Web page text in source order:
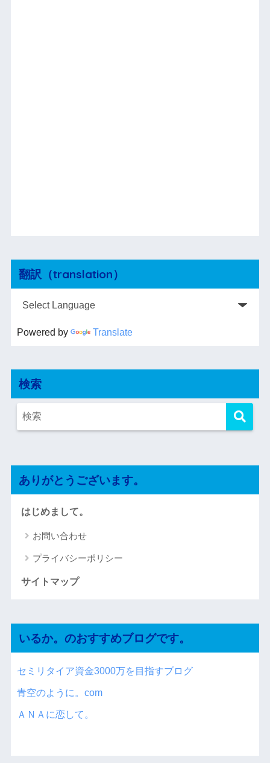
翻訳（translation）
Powered by Translate
検索
ありがとうございます。
はじめまして。
お問い合わせ
プライバシーポリシー
サイトマップ
いるか。のおすすめブログです。
セミリタイア資金3000万を目指すブログ
青空のように。com
ＡＮＡに恋して。